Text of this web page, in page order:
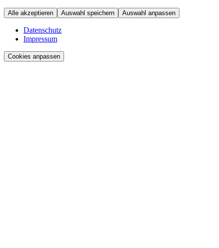
Alle akzeptieren Auswahl speichern Auswahl anpassen
Datenschutz
Impressum
Cookies anpassen